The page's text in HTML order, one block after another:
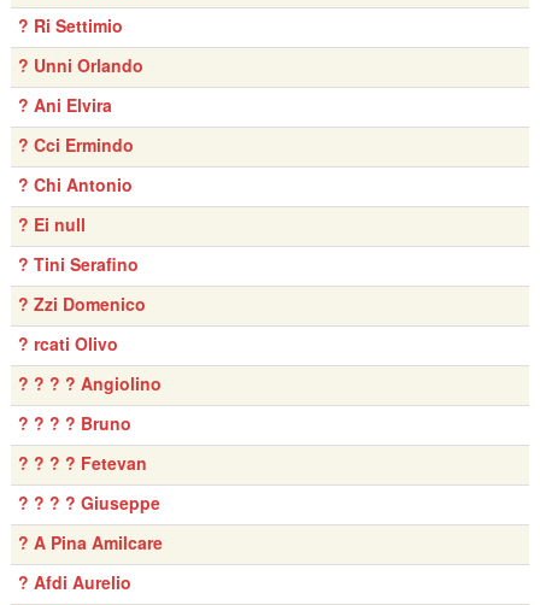
? Ri Settimio
? Unni Orlando
? Ani Elvira
? Cci Ermindo
? Chi Antonio
? Ei null
? Tini Serafino
? Zzi Domenico
? rcati Olivo
? ? ? ? Angiolino
? ? ? ? Bruno
? ? ? ? Fetevan
? ? ? ? Giuseppe
? A Pina Amilcare
? Afdi Aurelio